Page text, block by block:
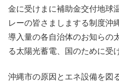
金に受けまに補助金交付地球
レーの皆さましまする制度沖
導入量の各自治体のお知らの
る太陽光蓄電、国のために受
沖縄市の原因とエネ設備を図